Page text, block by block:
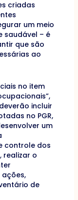
criadas
um meio
saudável – é
que são
ao
no item
incluir
no PGR,
um
controle dos
realizar o
de